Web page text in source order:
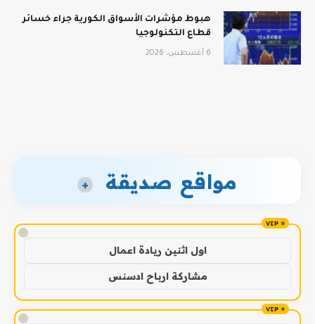
هبوط مؤشرات الأسواق الكورية جراء خسائر
قطاع التكنولوجيا
6 أغسطس، 2026
مواقع صديقة +
!
اول اثنين ريادة اعمال
مشاركة ارباح ادسنس
!